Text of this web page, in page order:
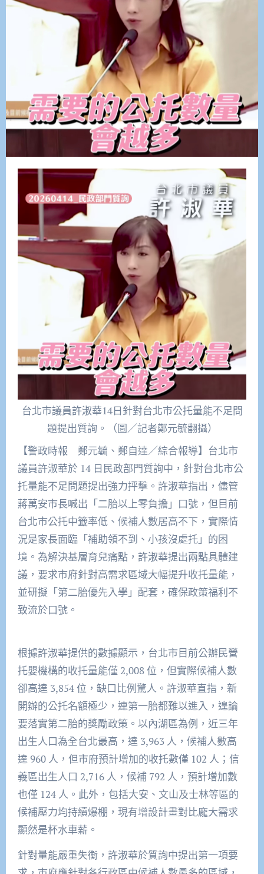
台北市議員許淑華14日針對台北市公托量能不足問
題提出質詢。（圖／記者鄭元毓翻攝）
【警政時報 鄭元毓、鄭自達／綜合報導】台北市
議員許淑華於 14 日民政部門質詢中，針對台北市公
托量能不足問題提出強力抨擊。許淑華指出，儘管
蔣萬安市長喊出「二胎以上零負擔」口號，但目前
台北市公托中籤率低、候補人數居高不下，實際情
況是家長面臨「補助領不到、小孩沒處托」的困
境。為解決基層育兒痛點，許淑華提出兩點具體建
議，要求市府針對高需求區域大幅提升收托量能，
並研擬「第二胎優先入學」配套，確保政策福利不
致流於口號。
根據許淑華提供的數據顯示，台北市目前公辦民營
托嬰機構的收托量能僅 2,008 位，但實際候補人數
卻高達 3,854 位，缺口比例驚人。許淑華直指，新
開辦的公托名額極少，連第一胎都難以進入，遑論
要落實第二胎的獎勵政策。以內湖區為例，近三年
出生人口為全台北最高，達 3,963 人，候補人數高
達 960 人，但市府預計增加的收托數僅 102 人；信
義區出生人口 2,716 人，候補 792 人，預計增加數
也僅 124 人。此外，包括大安、文山及士林等區的
候補壓力均持續爆棚，現有增設計畫對比龐大需求
顯然是杯水車薪。
針對量能嚴重失衡，許淑華於質詢中提出第一項要